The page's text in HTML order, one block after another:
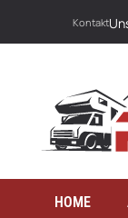
Kontakt
HOME